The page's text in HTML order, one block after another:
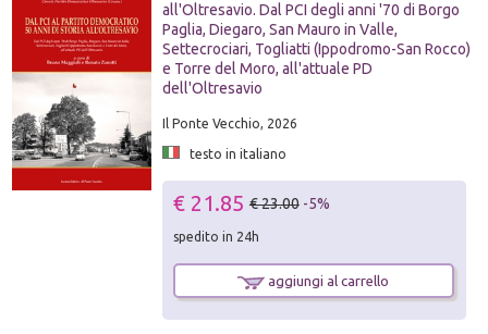
all'Oltresavio. Dal PCI degli anni '70 di Borgo
Paglia, Diegaro, San Mauro in Valle,
Settecrociari, Togliatti (Ippodromo-San Rocco)
e Torre del Moro, all'attuale PD
dell'Oltresavio
Il Ponte Vecchio, 2026
testo in italiano
€ 21.85 € 23.00 -5%
spedito in 24h
aggiungi al carrello